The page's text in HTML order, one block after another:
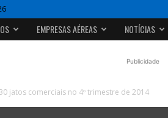
EMPRESAS AÉREAS NOTÍCIAS
Publicidade
jatos comerciais no 4º trimestre de 2014